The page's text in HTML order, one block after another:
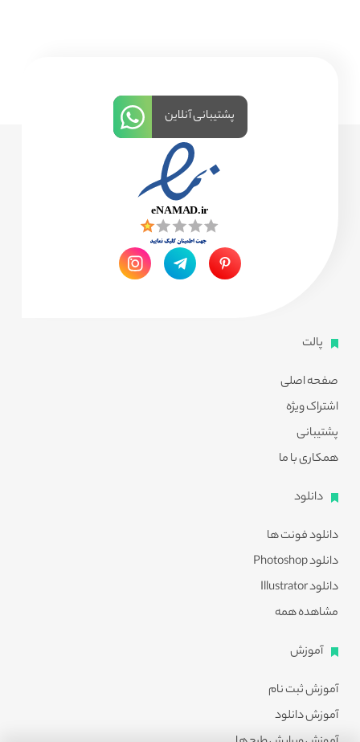
پالت
صفحه اصلی
اشتراک ویژه
پشتیبانی
همکاری با ما
دانلود
دانلود فونت ها
دانلود Photoshop
دانلود Illustrator
مشاهده همه
آموزش
آموزش ثبت نام
آموزش دانلود
پشتیبانی آنلاین